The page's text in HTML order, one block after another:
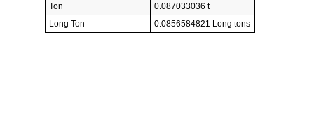
Ton
0.087033036 t
Long Ton
0.0856584821 Long tons